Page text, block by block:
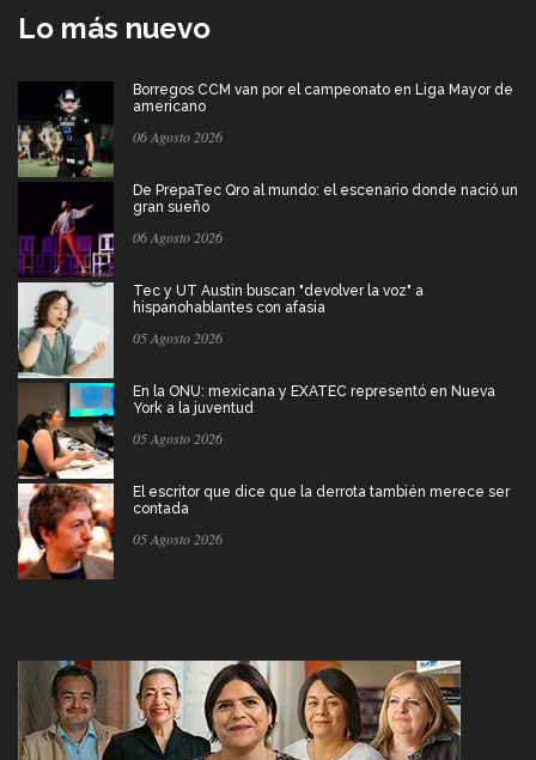
Lo más nuevo
Borregos CCM van por el campeonato en Liga Mayor de
americano
06 Agosto 2026
De PrepaTec Qro al mundo: el escenario donde nació un
gran sueño
06 Agosto 2026
Tec y UT Austin buscan "devolver la voz" a
hispanohablantes con afasia
05 Agosto 2026
En la ONU: mexicana y EXATEC representó en Nueva
York a la juventud
05 Agosto 2026
El escritor que dice que la derrota también merece ser
contada
05 Agosto 2026